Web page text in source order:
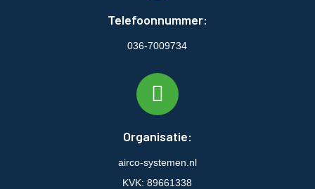
Telefoonnummer:
036-7009734
Organisatie:
airco-systemen.nl
KVK: 89661338